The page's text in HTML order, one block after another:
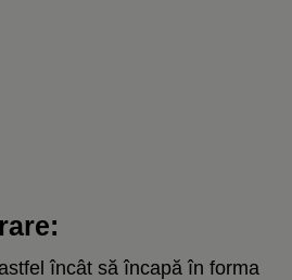
încât să încapă în forma